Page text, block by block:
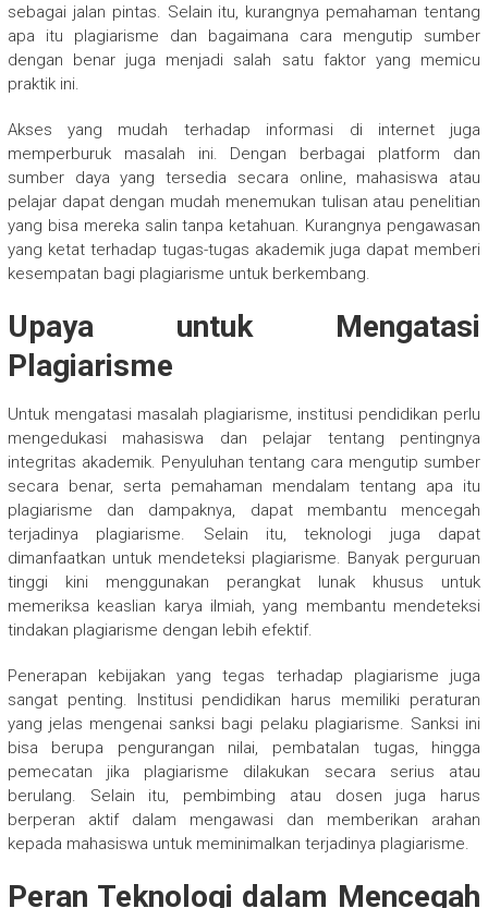
sebagai jalan pintas. Selain itu, kurangnya pemahaman tentang
apa itu plagiarisme dan bagaimana cara mengutip sumber
dengan benar juga menjadi salah satu faktor yang memicu
praktik ini.
Akses yang mudah terhadap informasi di internet juga
memperburuk masalah ini. Dengan berbagai platform dan
sumber daya yang tersedia secara online, mahasiswa atau
pelajar dapat dengan mudah menemukan tulisan atau penelitian
yang bisa mereka salin tanpa ketahuan. Kurangnya pengawasan
yang ketat terhadap tugas-tugas akademik juga dapat memberi
kesempatan bagi plagiarisme untuk berkembang.
Upaya untuk Mengatasi
Plagiarisme
Untuk mengatasi masalah plagiarisme, institusi pendidikan perlu
mengedukasi mahasiswa dan pelajar tentang pentingnya
integritas akademik. Penyuluhan tentang cara mengutip sumber
secara benar, serta pemahaman mendalam tentang apa itu
plagiarisme dan dampaknya, dapat membantu mencegah
terjadinya plagiarisme. Selain itu, teknologi juga dapat
dimanfaatkan untuk mendeteksi plagiarisme. Banyak perguruan
tinggi kini menggunakan perangkat lunak khusus untuk
memeriksa keaslian karya ilmiah, yang membantu mendeteksi
tindakan plagiarisme dengan lebih efektif.
Penerapan kebijakan yang tegas terhadap plagiarisme juga
sangat penting. Institusi pendidikan harus memiliki peraturan
yang jelas mengenai sanksi bagi pelaku plagiarisme. Sanksi ini
bisa berupa pengurangan nilai, pembatalan tugas, hingga
pemecatan jika plagiarisme dilakukan secara serius atau
berulang. Selain itu, pembimbing atau dosen juga harus
berperan aktif dalam mengawasi dan memberikan arahan
kepada mahasiswa untuk meminimalkan terjadinya plagiarisme.
Peran Teknologi dalam Mencegah